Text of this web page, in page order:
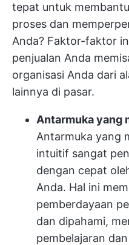
tepat untuk
proses dan
Anda? Faktor-faktor
penjualan Anda
organisasi Anda dari
lainnya di pasar.
Antarmuka yang
Antarmuka yang
intuitif sangat
dengan cepat
Anda. Hal ini
pemberdayaan
dan dipahami,
pembelajaran